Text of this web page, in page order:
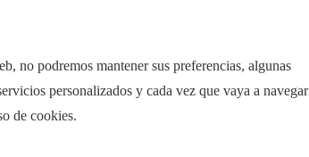
no podremos mantener sus preferencias, algunas
personalizados y cada vez que vaya a navegar
de cookies.